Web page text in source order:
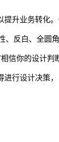
升业务转化
反白、全圆
信你的设计判
行设计决策